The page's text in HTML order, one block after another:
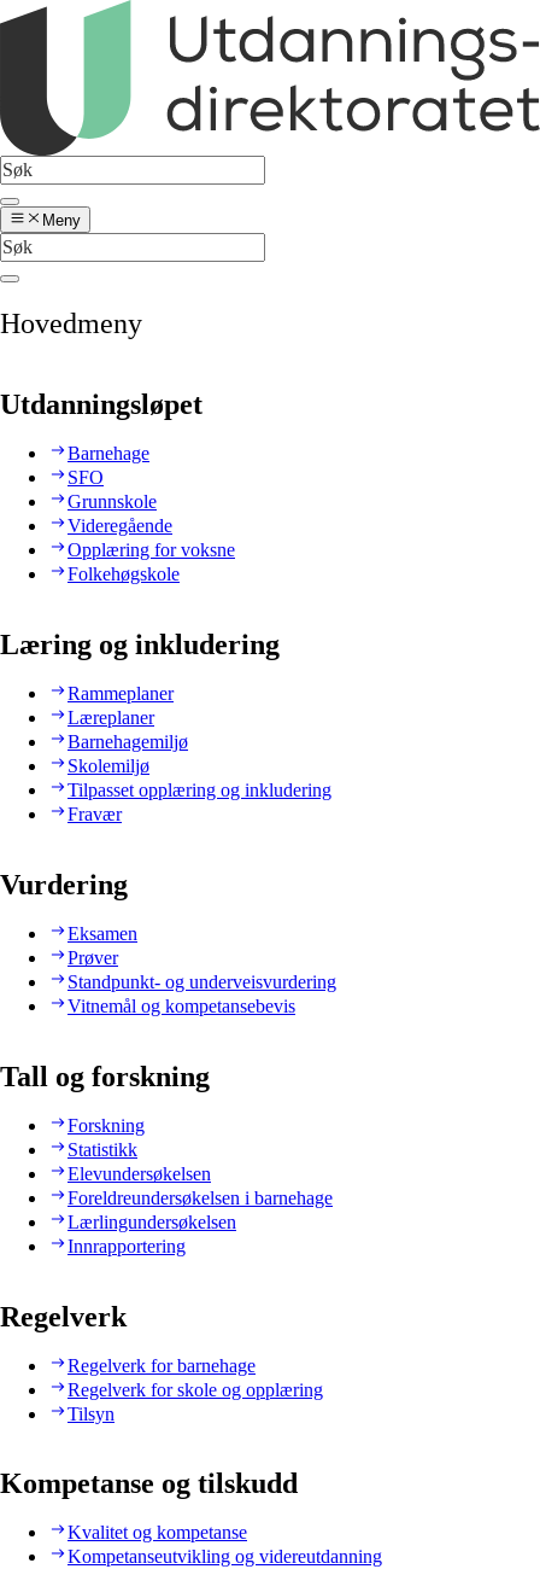
Meny
Hovedmeny
Utdanningsløpet
Barnehage
SFO
Grunnskole
Videregående
Opplæring for voksne
Folkehøgskole
Læring og inkludering
Rammeplaner
Læreplaner
Barnehagemiljø
Skolemiljø
Tilpasset opplæring og inkludering
Fravær
Vurdering
Eksamen
Prøver
Standpunkt- og underveisvurdering
Vitnemål og kompetansebevis
Tall og forskning
Forskning
Statistikk
Elevundersøkelsen
Foreldreundersøkelsen i barnehage
Lærlingundersøkelsen
Innrapportering
Regelverk
Regelverk for barnehage
Regelverk for skole og opplæring
Tilsyn
Kompetanse og tilskudd
Kvalitet og kompetanse
Kompetanseutvikling og videreutdanning